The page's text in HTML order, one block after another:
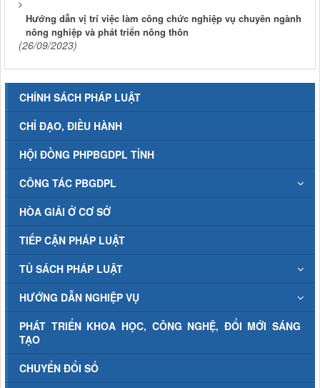
Hướng dẫn vị trí việc làm công chức nghiệp vụ chuyên ngành
nông nghiệp và phát triển nông thôn
(26/09/2023)
CHÍNH SÁCH PHÁP LUẬT
CHỈ ĐẠO, ĐIỀU HÀNH
HỘI ĐỒNG PHPBGDPL TỈNH
CÔNG TÁC PBGDPL
HÒA GIẢI Ở CƠ SỞ
TIẾP CẬN PHÁP LUẬT
TỦ SÁCH PHÁP LUẬT
HƯỚNG DẪN NGHIỆP VỤ
PHÁT TRIỂN KHOA HỌC, CÔNG NGHỆ, ĐỔI MỚI SÁNG
TẠO
CHUYỂN ĐỔI SỐ